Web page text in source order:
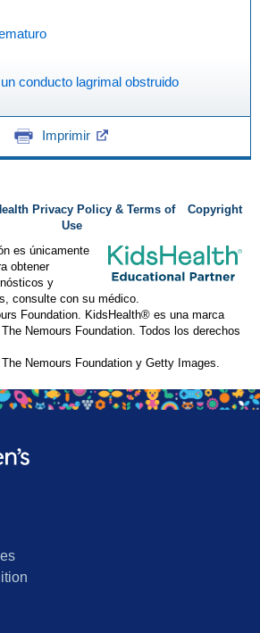
conducto lagrimal obstruido
Imprimir
Privacy Policy & Terms of
Use
Copyright
es únicamente
obtener
y
consulte con su médico.
Foundation. KidsHealth® es una marca
Nemours Foundation. Todos los derechos
Nemours Foundation y Getty Images.